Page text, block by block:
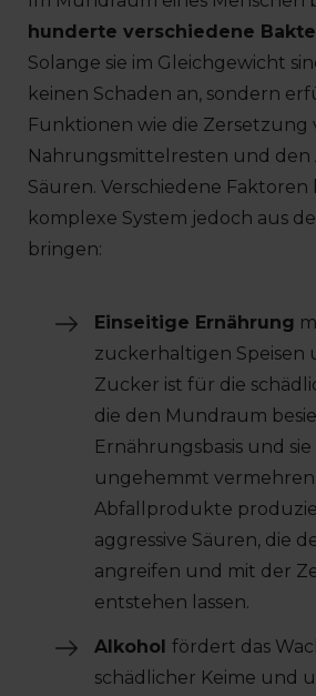
hunderte verschiedene
Solange sie im Gleichgewicht
keinen Schaden an, sondern
Funktionen wie die Zersetzung
Nahrungsmittelresten und den
Säuren. Verschiedene Faktoren
komplexe System jedoch aus
bringen:
Einseitige Ernährung
zuckerhaltigen Speisen
Zucker ist für die
die den Mundraum
Ernährungsbasis und
ungehemmt
Abfallprodukte
aggressive Säuren, die
angreifen und mit der
entstehen lassen.
Alkohol fördert das
schädlicher Keime und